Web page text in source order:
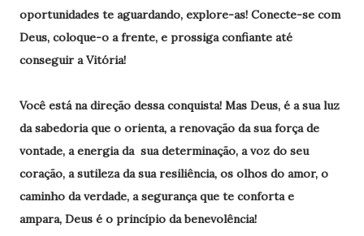
oportunidades te aguardando, explore-as! Conecte-se com
Deus, coloque-o a frente, e prossiga confiante até
conseguir a Vitória!
Você está na direção dessa conquista! Mas Deus, é a sua luz
da sabedoria que o orienta, a renovação da sua força de
vontade, a energia da sua determinação, a voz do seu
coração, a sutileza da sua resiliência, os olhos do amor, o
caminho da verdade, a segurança que te conforta e
ampara, Deus é o princípio da benevolência!